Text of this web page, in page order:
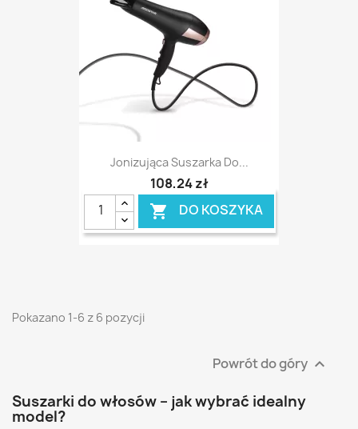
Jonizująca Suszarka Do...
108,24 zł
 DO KOSZYKA
Pokazano 1-6 z 6 pozycji
Powrót do góry 
Suszarki do włosów – jak wybrać idealny
model?